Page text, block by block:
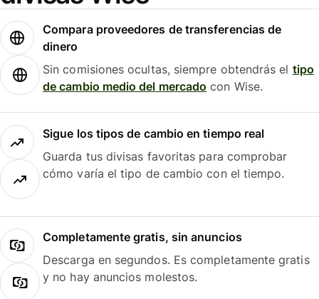
Compara proveedores de transferencias de
dinero
Sin comisiones ocultas, siempre obtendrás el tipo
de cambio medio del mercado con Wise.
Sigue los tipos de cambio en tiempo real
Guarda tus divisas favoritas para comprobar
cómo varía el tipo de cambio con el tiempo.
Completamente gratis, sin anuncios
Descarga en segundos. Es completamente gratis
y no hay anuncios molestos.